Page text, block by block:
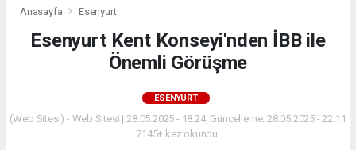
Anasayfa Esenyurt
Esenyurt Kent Konseyi'nden İBB ile
Önemli Görüşme
ESENYURT
(Web Sitesi) - Web Sitesi | 28.05.2025 - 18:24, Güncelleme: 28.05.2025 - 22:11
7145+ kez okundu.